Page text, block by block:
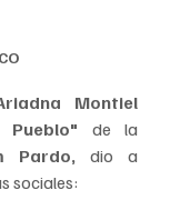
PARDO
Montiel
Pueblo"
Pardo, dio a
sociales: